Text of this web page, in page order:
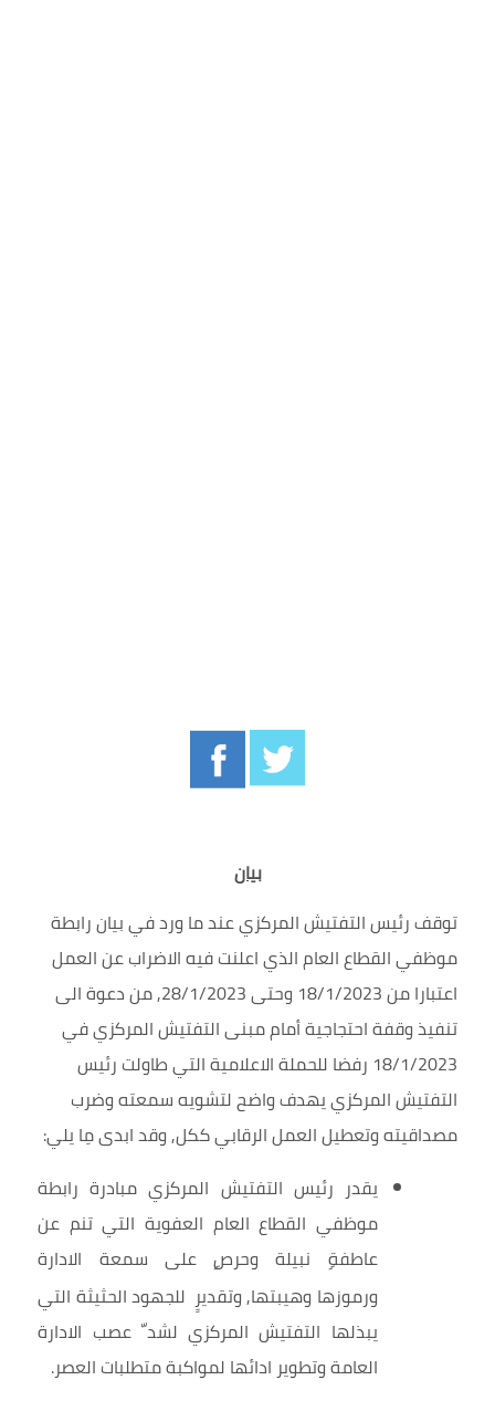
بيان
توقف رئيس التفتيش المركزي عند ما ورد في بيان رابطة
موظفي القطاع العام الذي اعلنت فيه الاضراب عن العمل
اعتبارا من 18/1/2023 وحتى 28/1/2023, من دعوة الى
تنفيذ وقفة احتجاجية أمام مبنى التفتيش المركزي في
18/1/2023 رفضا للحملة الاعلامية التي طاولت رئيس
التفتيش المركزي يهدف واضح لتشويه سمعته وضرب
مصداقيته وتعطيل العمل الرقابي ككل, وقد ابدى مِا يلي:
يقدر رئيس التفتيش المركزي مبادرة رابطة
موظفي القطاع العام العفوية التي تنم عن
عاطفة نبيلة وحرصعلى سمعة الادارة
ورموزها وهيبتها, وتقديرٍ للجهود الحثيثة التي
يبذلها التفتيش المركزي لشدﹼ عصب الادارة
العامة وتطوير ادائها لمواكبة متطلبات العصر.